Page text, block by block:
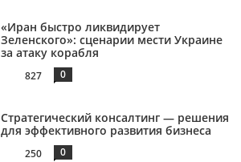
«Иран быстро ликвидирует
Зеленского»: сценарии мести Украине
за атаку корабля
827 0
Стратегический консалтинг — решения
для эффективного развития бизнеса
250 0